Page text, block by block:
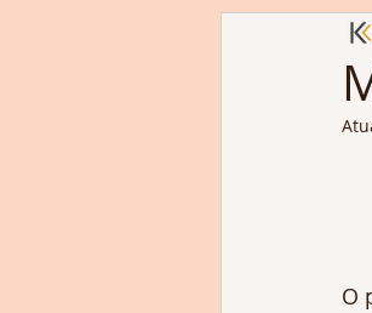
Economia
Meios de
O